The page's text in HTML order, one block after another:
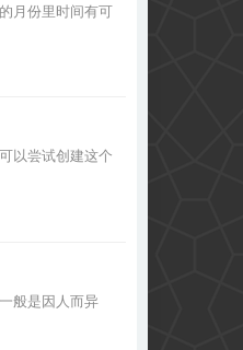
月份里时间有可
以尝试创建这个
般是因人而异